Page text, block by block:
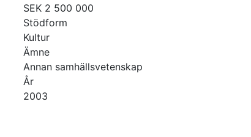
SEK 2 500 000
Stödform
Kultur
Ämne
Annan samhällsvetenskap
År
2003